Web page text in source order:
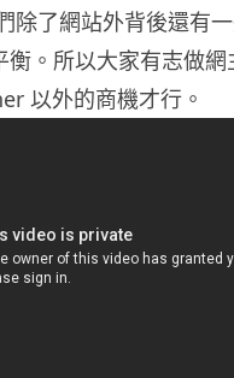
除了網站外背後還有
衡。所以大家有志做網
以外的商機才行。